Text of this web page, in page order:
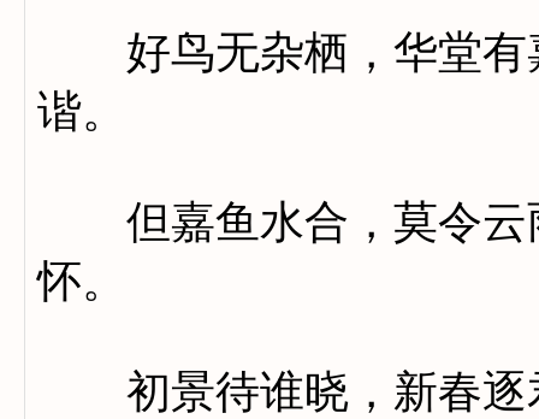
好鸟无杂栖，华堂有
谐。
但嘉鱼水合，莫令云
怀。
初景待谁晓，新春逐